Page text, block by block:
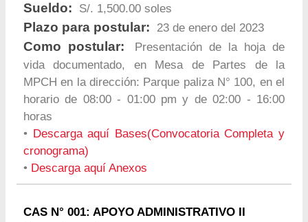
Sueldo: S/. 1,500.00 soles
Plazo para postular: 23 de enero del 2023
Como postular:
Presentación de la hoja de
vida documentado, en Mesa de Partes de la
MPCH en la dirección: Parque paliza N° 100, en el
horario de 08:00 - 01:00 pm y de 02:00 - 16:00
horas
•
Descarga aquí Bases(Convocatoria Completa y
cronograma)
• Descarga aquí Anexos
CAS N° 001: APOYO ADMINISTRATIVO II